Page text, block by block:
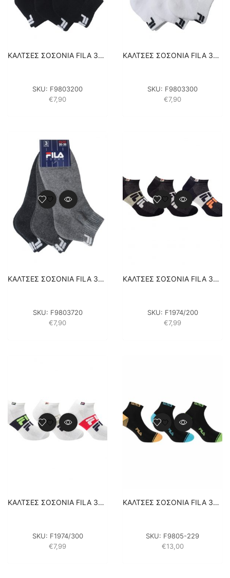
ΚΑΛΤΣΕΣ ΣΟΣΟΝΙΑ FILA 3PACK UNISEX F9803-200 ΜΑΥΡΟ
SKU: F9803200
€7,90
ΚΑΛΤΣΕΣ ΣΟΣΟΝΙΑ FILA 3PACK UNISEX F9803-300 ΛΕΥΚΟ
SKU: F9803300
€7,90
ΚΑΛΤΣΕΣ ΣΟΣΟΝΙΑ FILA 3PACK UNISEX F9803-720 ΑΝΘΡΑΚΙ
SKU: F9803720
€7,90
ΚΑΛΤΣΕΣ ΣΟΣΟΝΙΑ FILA 3PACK F1974/200 – ΜΑΥΡΟ
SKU: F1974/200
€7,99
ΚΑΛΤΣΕΣ ΣΟΣΟΝΙΑ FILA 3PACK F1974/300 – ΛΕΥΚΟ
SKU: F1974/300
€7,99
ΚΑΛΤΣΕΣ ΣΟΣΟΝΙΑ FILA 3PACK F9805-229 – ΜΑΥΡΟ
SKU: F9805-229
€13,00